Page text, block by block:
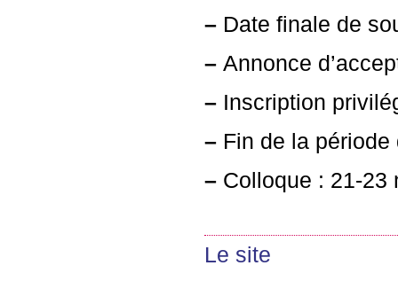
– Date finale de
– Annonce
– Inscription
– Fin de la période
– Colloque : 21-23
Le site